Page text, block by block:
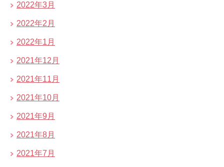
2022年3月
2022年2月
2022年1月
2021年12月
2021年11月
2021年10月
2021年9月
2021年8月
2021年7月